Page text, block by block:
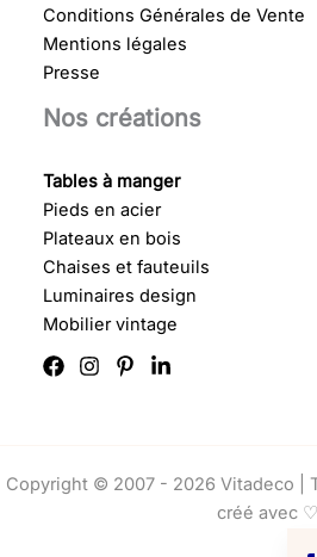
Conditions Générales de Vente
Mentions légales
Presse
Nos créations
Tables à manger
Pieds en acier
Plateaux en bois
Chaises et fauteuils
Luminaires design
Mobilier vintage
Copyright © 2007 - 2026 Vitadeco |
créé avec ♡